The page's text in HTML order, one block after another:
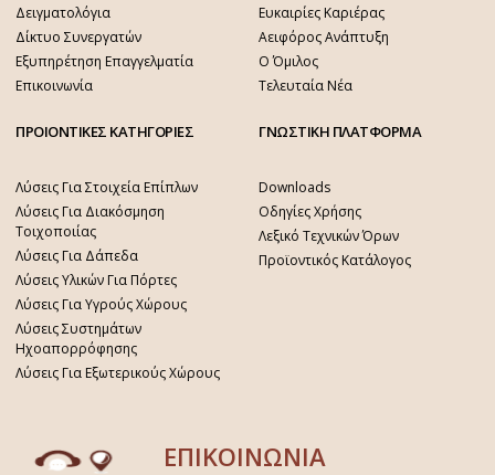
Δειγματολόγια
Δίκτυο Συνεργατών
Εξυπηρέτηση Επαγγελματία
Επικοινωνία
Ευκαιρίες Καριέρας
Αειφόρος Ανάπτυξη
Ο Όμιλος
Τελευταία Νέα
ΠΡΟΙΟΝΤΙΚΕΣ ΚΑΤΗΓΟΡΙΕΣ
Λύσεις Για Στοιχεία Επίπλων
Λύσεις Για Διακόσμηση
Τοιχοποιίας
Λύσεις Για Δάπεδα
Λύσεις Υλικών Για Πόρτες
Λύσεις Για Υγρούς Χώρους
Λύσεις Συστημάτων
Ηχοαπορρόφησης
Λύσεις Για Εξωτερικούς Χώρους
ΓΝΩΣΤΙΚΗ ΠΛΑΤΦΟΡΜΑ
Downloads
Οδηγίες Χρήσης
Λεξικό Τεχνικών Όρων
Προϊοντικός Κατάλογος
ΕΠΙΚΟΙΝΩΝΙΑ